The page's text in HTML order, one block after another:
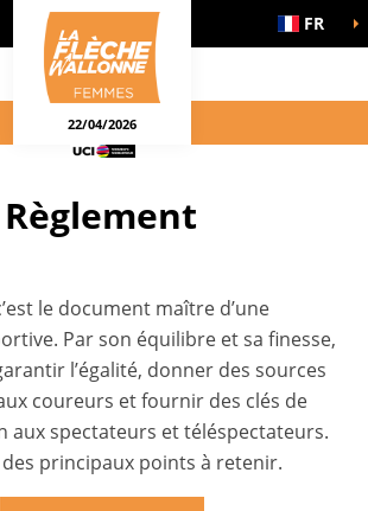
FR
22/04/2026
Règlement
le document maître d’une
Par son équilibre et sa finesse,
l’égalité, donner des sources
coureurs et fournir des clés de
aux spectateurs et téléspectateurs.
principaux points à retenir.